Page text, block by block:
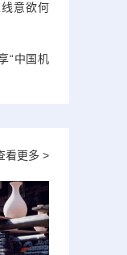
线意欲何
“中国机
看更多 >